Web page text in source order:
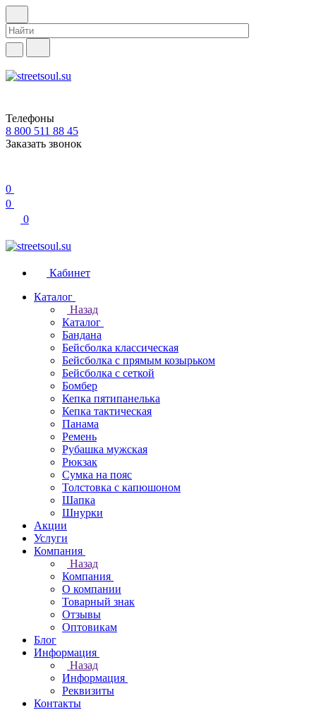
Телефоны
8 800 511 88 45
Заказать звонок
0
0
0
Кабинет
Каталог
Назад
Каталог
Бандана
Бейсболка классическая
Бейсболка с прямым козырьком
Бейсболка с сеткой
Бомбер
Кепка пятипанелька
Кепка тактическая
Панама
Ремень
Рубашка мужская
Рюкзак
Сумка на пояс
Толстовка с капюшоном
Шапка
Шнурки
Акции
Услуги
Компания
Назад
Компания
О компании
Товарный знак
Отзывы
Оптовикам
Блог
Информация
Назад
Информация
Реквизиты
Контакты